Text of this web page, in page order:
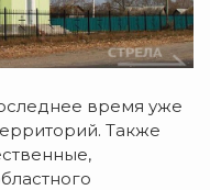
время уже
Также